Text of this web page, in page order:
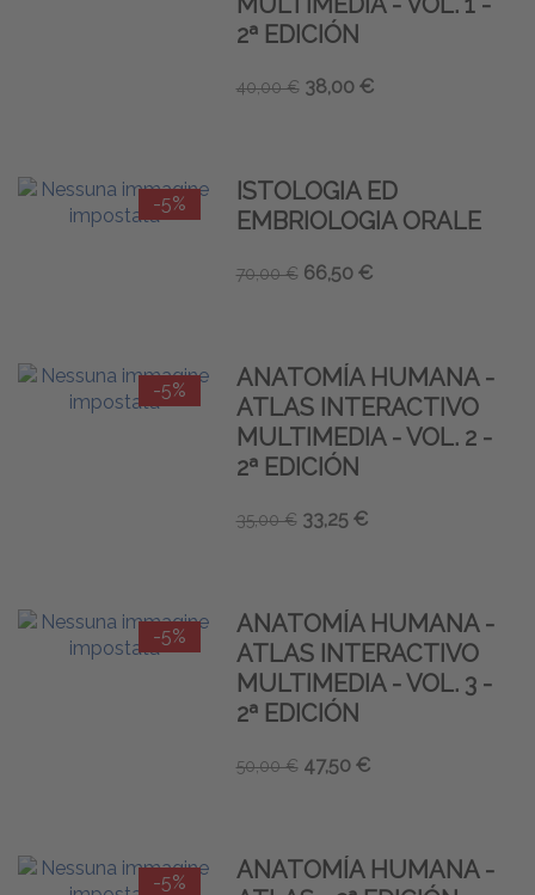
2ª EDICIÓN
40,00 € 38,00 €
-5%
ISTOLOGIA ED
EMBRIOLOGIA ORALE
70,00 € 66,50 €
-5%
ANATOMÍA HUMANA -
ATLAS INTERACTIVO
MULTIMEDIA - VOL. 2 -
2ª EDICIÓN
35,00 € 33,25 €
-5%
ANATOMÍA HUMANA -
ATLAS INTERACTIVO
MULTIMEDIA - VOL. 3 -
2ª EDICIÓN
50,00 € 47,50 €
-5%
ANATOMÍA HUMANA -